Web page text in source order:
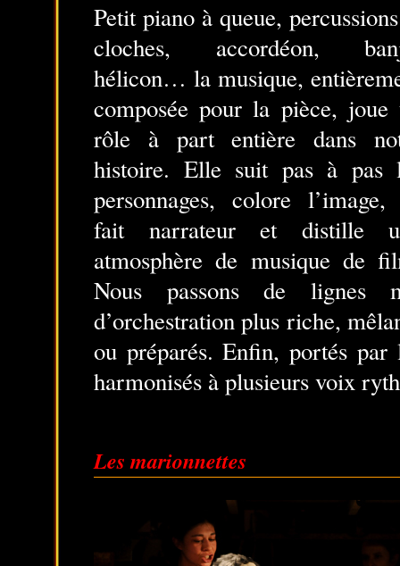
Petit piano à queue,
cloches, accordéon,
hélicon… la musique,
composée pour la pièce, joue
rôle à part entière dans
histoire. Elle suit pas à pas
personnages, colore l’image,
fait narrateur et distille
atmosphère de musique de
Nous passons de lignes
d’orchestration plus riche,
ou préparés. Enfin, portés par
harmonisés à plusieurs voix
Les marionnettes